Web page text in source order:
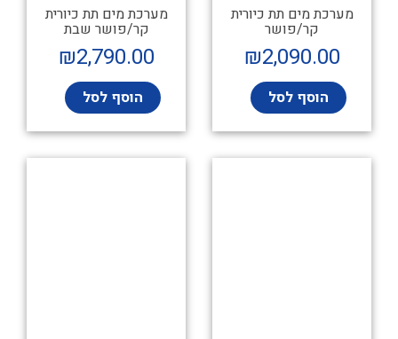
מערכת מים תת כיורית
קר/פושר
₪2,090.00
הוסף לסל
מערכת מים תת כיורית
קר/פושר שבת
₪2,790.00
הוסף לסל